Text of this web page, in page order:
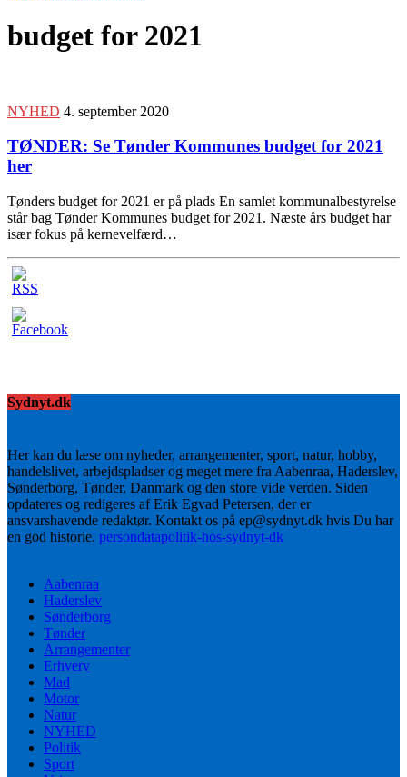
budget for 2021
NYHED 4. september 2020
TØNDER: Se Tønder Kommunes budget for 2021
her
Tønders budget for 2021 er på plads En samlet kommunalbestyrelse
står bag Tønder Kommunes budget for 2021. Næste års budget har
især fokus på kernevelfærd…
Sydnyt.dk
Her kan du læse om nyheder, arrangementer, sport, natur, hobby,
handelslivet, arbejdspladser og meget mere fra Aabenraa, Haderslev,
Sønderborg, Tønder, Danmark og den store vide verden. Siden
opdateres og redigeres af Erik Egvad Petersen, der er
ansvarshavende redaktør. Kontakt os på ep@sydnyt.dk hvis Du har
en god historie. persondatapolitik-hos-sydnyt-dk
Aabenraa
Haderslev
Sønderborg
Tønder
Arrangementer
Erhverv
Mad
Motor
Natur
NYHED
Politik
Sport